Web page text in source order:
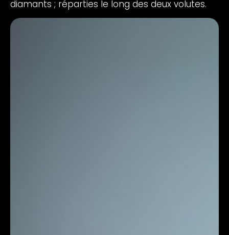
diamants ; réparties le long des deux volutes.